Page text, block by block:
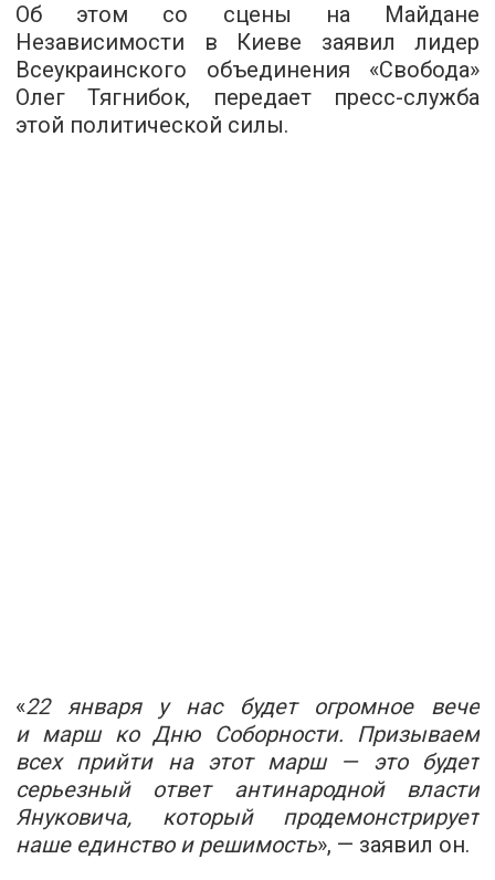
Об этом со сцены на Майдане
Независимости в Киеве заявил лидер
Всеукраинского объединения «Свобода»
Олег Тягнибок, передает пресс-служба
этой политической силы.
«22 января у нас будет огромное вече
и марш ко Дню Соборности. Призываем
всех прийти на этот марш — это будет
серьезный ответ антинародной власти
Януковича, который продемонстрирует
наше единство и решимость», — заявил он.